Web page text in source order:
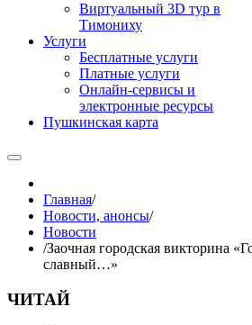
Виртуальный 3D тур в
Тимониху
Услуги
Бесплатные услуги
Платные услуги
Онлайн-сервисы и
электронные ресурсы
Пушкинская карта
Главная/
Новости, анонсы/
Новости
/Заочная городская викторина
славный…»
ЧИТАЙ